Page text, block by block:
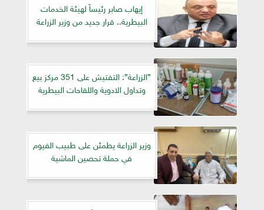
إيهاب صابر رئيساً لهيئة الخدمات
البيطرية.. قرار جديد من وزير الزراعة
”الزراعة”: التفتيش على 351 مركز بيع
وتداول الادوية واللقاحات البيطرية
وزير الزراعة يطمئن على طبيب الفيوم
في حملة تحصين الماشية